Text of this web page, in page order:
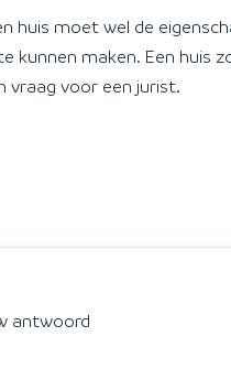
huis moet wel de
kunnen maken. Een huis
vraag voor een jurist.
antwoord